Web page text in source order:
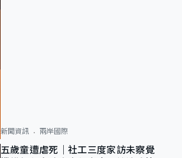
新聞資訊 兩岸國際
五歲童遭虐死｜社工三度家訪未察覺